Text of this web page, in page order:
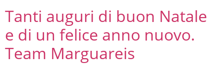
Tanti auguri di buon Natale
e di un felice anno nuovo.
Team Marguareis